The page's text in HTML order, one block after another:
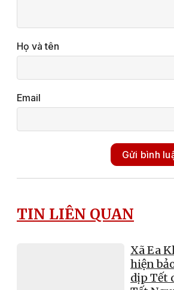
Họ và tên
Email
Gửi bình
TIN LIÊN QUAN
Xã Ea
hiện
dịp Tết